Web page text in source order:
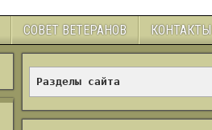
СОВЕТ ВЕТЕРАНОВ КОНТАКТЫ
Разделы сайта